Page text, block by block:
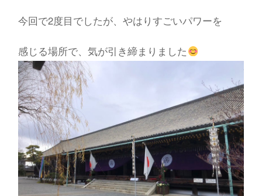
今回で2度目でしたが、やはりすごいパワーを
感じる場所で、気が引き締まりました